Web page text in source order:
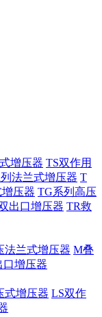
增压器 TS双作用
法兰式增压器 T
压器 TG系列高压
出口增压器 TR救
法兰式增压器 M叠
口增压器
式增压器 LS双作